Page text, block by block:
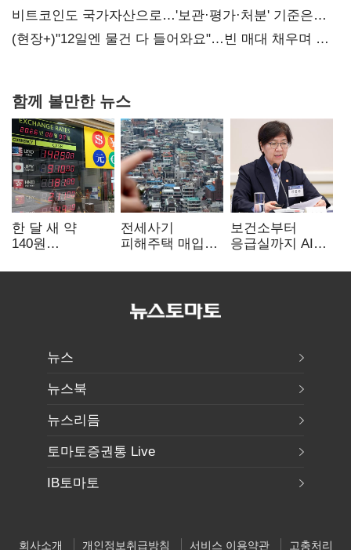
20억 키맞추기
비트코인도 국가자산으로…'보관·평가·처분' 기준은
숙제
(현장+)"12일엔 물건 다 들어와요"…빈 매대 채우며 문
함께 볼만한 뉴스
한 달 새 약
140원
엔저'에 원화
전세사기
피해주택 매입
누적 피해자
보건소부터
응급실까지 AI
혁신 본격화
뉴스
뉴스북
뉴스리듬
토마토증권통 Live
IB토마토
회사소개 개인정보취급방침 서비스 이용약관 고충처리